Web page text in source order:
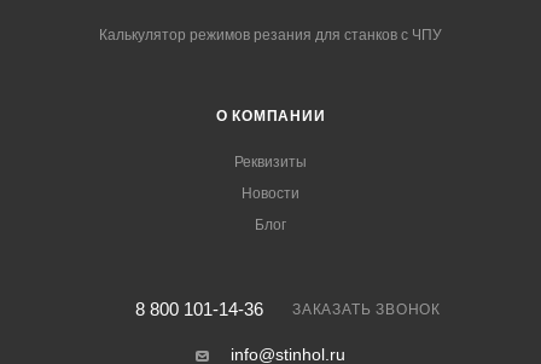
Калькулятор режимов резания для станков с ЧПУ
О КОМПАНИИ
Реквизиты
Новости
Блог
8 800 101-14-36 ЗАКАЗАТЬ ЗВОНОК
info@stinhol.ru